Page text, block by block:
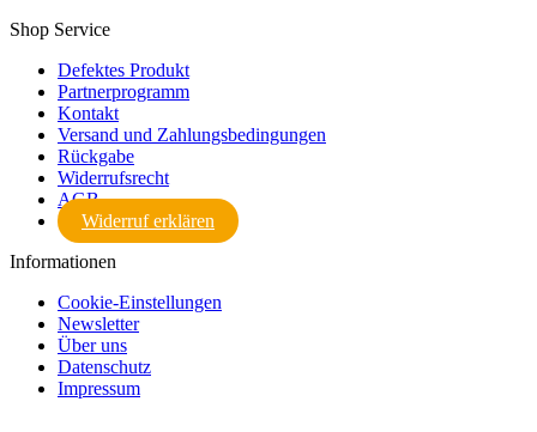
Shop Service
Defektes Produkt
Partnerprogramm
Kontakt
Versand und Zahlungsbedingungen
Rückgabe
Widerrufsrecht
AGB
Widerruf erklären
Informationen
Cookie-Einstellungen
Newsletter
Über uns
Datenschutz
Impressum